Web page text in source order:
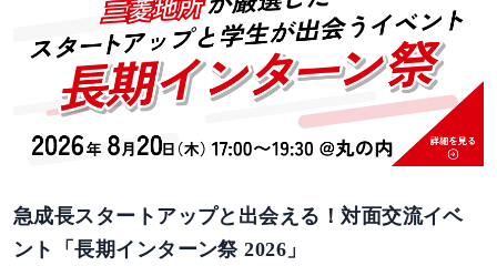
急成長スタートアップと出会える！対面交流イベ
ント「長期インターン祭 2026」